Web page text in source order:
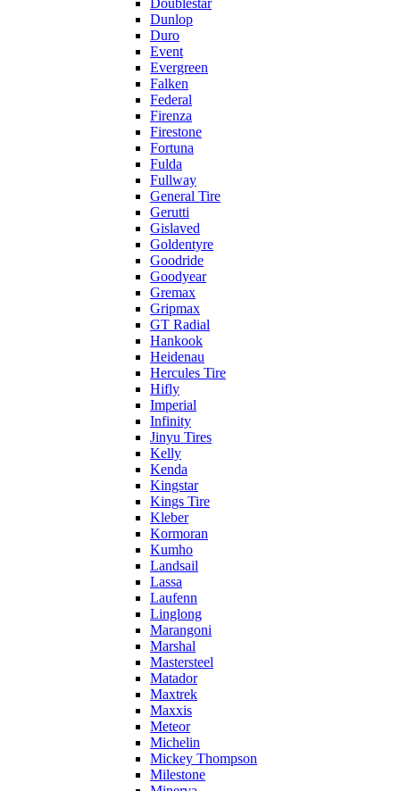
Doublestar
Dunlop
Duro
Event
Evergreen
Falken
Federal
Firenza
Firestone
Fortuna
Fulda
Fullway
General Tire
Gerutti
Gislaved
Goldentyre
Goodride
Goodyear
Gremax
Gripmax
GT Radial
Hankook
Heidenau
Hercules Tire
Hifly
Imperial
Infinity
Jinyu Tires
Kelly
Kenda
Kingstar
Kings Tire
Kleber
Kormoran
Kumho
Landsail
Lassa
Laufenn
Linglong
Marangoni
Marshal
Mastersteel
Matador
Maxtrek
Maxxis
Meteor
Michelin
Mickey Thompson
Milestone